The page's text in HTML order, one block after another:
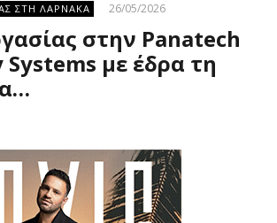
ΣΤΗ ΛΑΡΝΑΚΑ 26/05/2026
στην Panatech
με έδρα τη